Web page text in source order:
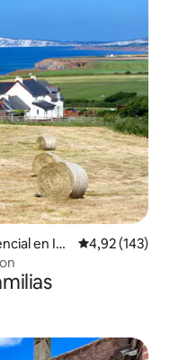
en Isl
Calificación
4,92 (143)